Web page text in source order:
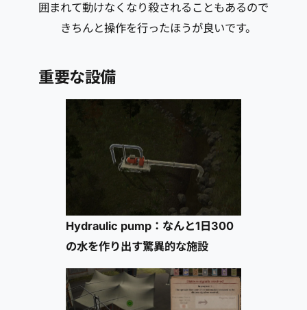
囲まれて動けなくなり殺されることもあるので
きちんと操作を行ったほうが良いです。
重要な設備
Hydraulic pump：なんと1日300
の水を作り出す驚異的な施設